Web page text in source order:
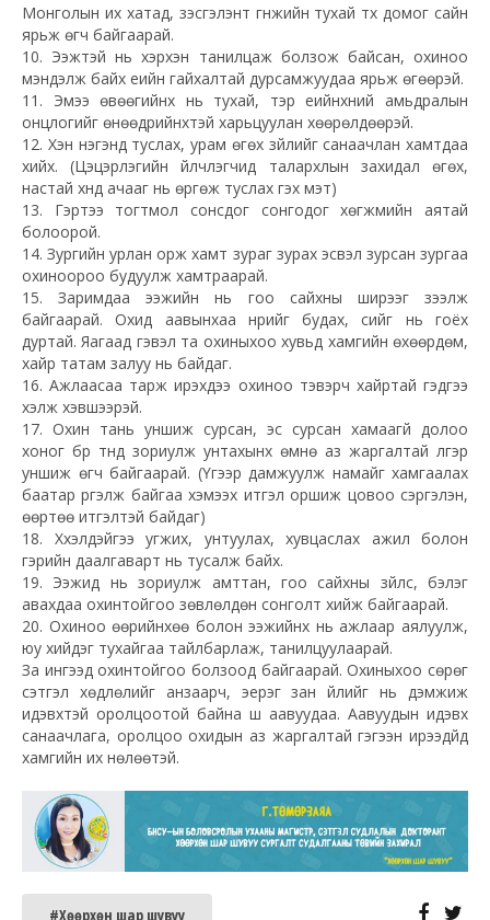
Монголын их хатад, үзэсгэлэнт гүнжийн тухай түүх домог сайн
ярьж өгч байгаарай.
10. Ээжтэй нь хэрхэн танилцаж болзож байсан, охиноо
мэндэлж байх үеийн гайхалтай дурсамжуудаа ярьж өгөөрэй.
11. Эмээ өвөөгийнх нь тухай, тэр үеийнхний амьдралын
онцлогийг өнөөдрийнхтэй харьцуулан хөөрөлдөөрэй.
12. Хэн нэгэнд туслах, урам өгөх зүйлийг санаачлан хамтдаа
хийх. (Цэцэрлэгийн үйлчлэгчид талархлын захидал өгөх,
настай хүнд ачааг нь өргөж туслах гэх мэт)
13. Гэртээ тогтмол сонсдог сонгодог хөгжмийн аятай
болоорой.
14. Зургийн урлан орж хамт зураг зурах эсвэл зурсан зургаа
охиноороо будуулж хамтраарай.
15. Заримдаа ээжийн нь гоо сайхны ширээг зээлж
байгаарай. Охид аавынхаа нүүрийг будах, үсийг нь гоёх
дуртай. Яагаад гэвэл та охиныхоо хувьд хамгийн өхөөрдөм,
хайр татам залуу нь байдаг.
16. Ажлаасаа тарж ирэхдээ охиноо тэвэрч хайртай гэдгээ
хэлж хэвшээрэй.
17. Охин тань уншиж сурсан, эс сурсан хамаагүй долоо
хоног бүр түүнд зориулж унтахынх өмнө аз жаргалтай үлгэр
уншиж өгч байгаарай. (Үүгээр дамжуулж намайг хамгаалах
баатар үргэлж байгаа хэмээх итгэл оршиж цовоо сэргэлэн,
өөртөө итгэлтэй байдаг)
18. Хүүхэлдэйгээ угжих, унтуулах, хувцаслах ажил болон
гэрийн даалгаварт нь тусалж байх.
19. Ээжид нь зориулж амттан, гоо сайхны зүйлс, бэлэг
авахдаа охинтойгоо зөвлөлдөн сонголт хийж байгаарай.
20. Охиноо өөрийнхөө болон ээжийнх нь ажлаар аялуулж,
юу хийдэг тухайгаа тайлбарлаж, танилцуулаарай.
За ингээд охинтойгоо болзоод байгаарай. Охиныхоо сөрөг
сэтгэл хөдлөлийг анзаарч, эерэг зан үйлийг нь дэмжиж
идэвхтэй оролцоотой байна шүү аавуудаа. Аавуудын идэвх
санаачлага, оролцоо охидын аз жаргалтай гэгээн ирээдүйд
хамгийн их нөлөөтэй.
#Хөөрхөн шар шувуу